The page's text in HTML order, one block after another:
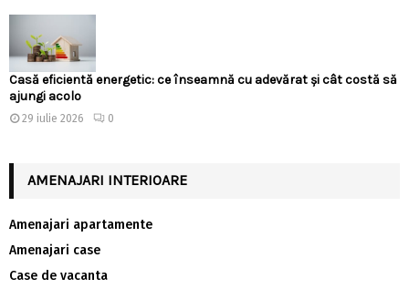
Casă eficientă energetic: ce înseamnă cu adevărat și cât costă să
ajungi acolo
29 iulie 2026 0
AMENAJARI INTERIOARE
Amenajari apartamente
Amenajari case
Case de vacanta